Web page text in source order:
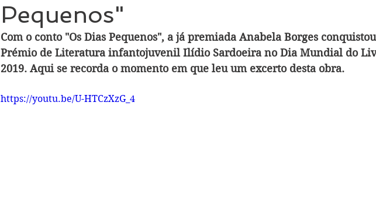
Pequenos"
Com o conto "Os Dias Pequenos", a já premiada Anabela Borges
Prémio de Literatura infantojuvenil Ilídio Sardoeira no Dia Mundial do
2019. Aqui se recorda o momento em que leu um excerto desta obra.
https://youtu.be/U-HTCzXzG_4